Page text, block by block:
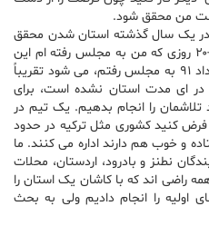
من محقق شود.
یک سال گذشته استان شدن محقق
نشده است، یعنی در یک سال و ۳۰-۲۰ روزی که من به مجلس رفته ام این
مسئله محقق نشده است. من ۷ خرداد ۹۱ به مجلس رفتم، می شود تقریباً
ای مدت استان نشده است، برای
را انجام بدهیم. یک تیم در
کنید کشوری مثل ترکیه در حدود
و خوب هم دارند اداره می کنند. ما
نطنز و بادرود، اردستان، محلات
راضی اند که با کاشان یک استان را
اولیه را انجام دادیم ولی به بحث